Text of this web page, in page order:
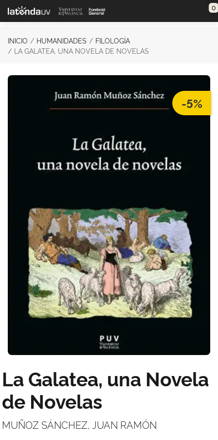
Saltar al contenido principal 0
INICIO HUMANIDADES
FILOLOGÍA
LA GALATEA, UNA NOVELA DE NOVELAS
-5%
La Galatea, una Novela
de Novelas
MUÑOZ SÁNCHEZ, JUAN RAMÓN